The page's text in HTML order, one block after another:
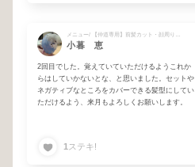
小暮 恵
2回目でした。覚えていていただけるようこれか
らはしていかないとな、と思いました。セットや
ネガティブなところをカバーできる髪型にしてい
ただけるよう、来月もよろしくお願いします。
1 ステキ!